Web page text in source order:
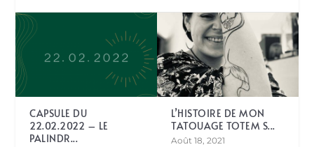
CAPSULE DU
22.02.2022 – LE
PALINDR...
L’HISTOIRE DE MON
TATOUAGE TOTEM S...
Août 18, 2021